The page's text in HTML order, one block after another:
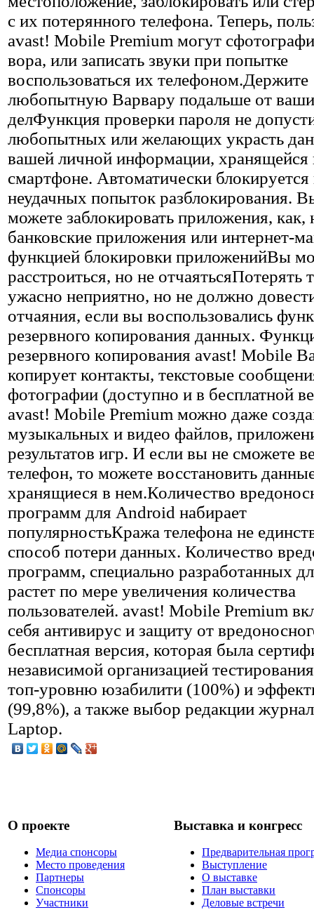
с их потерянного телефона. Теперь,
avast! Mobile Premium могут
вора, или записать звуки при попытке
воспользоваться их телефоном.Держите
любопытную Варвару подальше от
делФункция проверки пароля не
любопытных или желающих украсть
вашей личной информации, хранящейся
смартфоне. Автоматически блокируется
неудачных попыток разблокирования.
можете заблокировать приложения, как,
банковские приложения или интернет-
функцией блокировки приложенийВы
расстроиться, но не отчаятьсяПотерять
ужасно неприятно, но не должно
отчаяния, если вы воспользовались
резервного копирования данных.
резервного копирования avast! Mobile
копирует контакты, текстовые
фотографии (доступно и в бесплатной
avast! Mobile Premium можно даже
музыкальных и видео файлов,
результатов игр. И если вы не сможете
телефон, то можете восстановить
хранящиеся в нем.Количество
программ для Android набирает
популярностьКража телефона не
способ потери данных. Количество
программ, специально разработанных
растет по мере увеличения количества
пользователей. avast! Mobile Premium
себя антивирус и защиту от
бесплатная версия, которая была
независимой организацией
топ-уровню юзабилити (100%) и
(99,8%), а также выбор редакции
Laptop.
О проекте
Медиа спонсоры
Место проведения
Партнеры
Спонсоры
Участники
Выставка и конгресс
Предварительная
Выступление
О выставке
План выставки
Деловые встречи